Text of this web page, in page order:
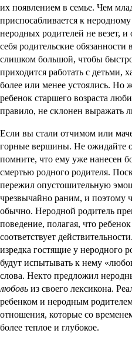
их появлением в семье. Чем
приспосабливается к
неродных родителей не везет,
себя родительские обязанности
слишком большой, чтобы
приходится работать с детьми,
более или менее устоялись. Но
ребенок старшего возраста
правило, не склонен выражать
Если вы стали отчимом или
горные вершины. Не ожидайте
помните, что ему уже нанесен
смертью родного родителя.
пережил опустошительную
чрезвычайно раним, и поэтому
обычно. Неродной родитель
поведение, полагая, что
соответствует
изредка гостящие у неродного
будут испытывать к нему
слова. Некто предложил
любовь из своего лексикона.
ребенком и неродным
отношения, которые со
более теплое и глубокое.